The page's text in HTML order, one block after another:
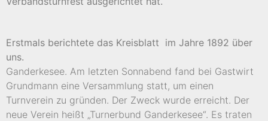
Erstmals berichtete das Kreisblatt im Jahre 1892 über
uns.
Ganderkesee. Am letzten Sonnabend fand bei Gastwirt
Grundmann eine Versammlung statt, um einen
Turnverein zu gründen. Der Zweck wurde erreicht. Der
neue Verein heißt „Turnerbund Ganderkesee“. Es traten